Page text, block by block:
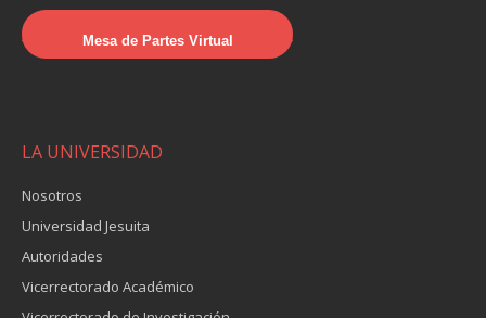
Mesa de Partes Virtual
LA UNIVERSIDAD
Nosotros
Universidad Jesuita
Autoridades
Vicerrectorado Académico